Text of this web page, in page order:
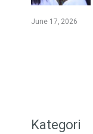
June 17, 2026
Kategori